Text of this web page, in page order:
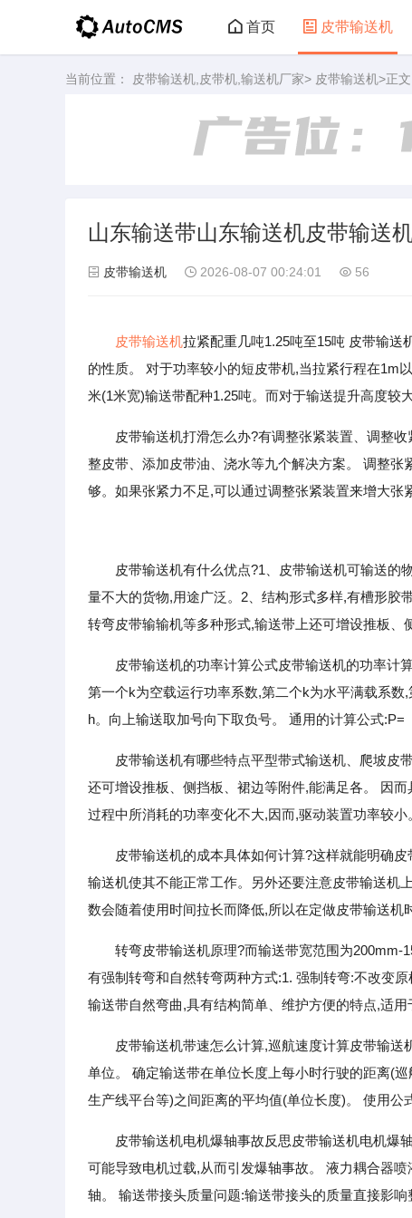
首页 皮带输送机
当前位置： 皮带输送机,皮带机,输送机厂家> 皮带输送机>正文
山东输送带山东输送机皮带输送
皮带输送机 2026-08-07 00:24:01 56
皮带输送机拉紧配重几吨1.25吨至15吨 皮带输送
的性质。 对于功率较小的短皮带机,当拉紧行程在1m
米(1米宽)输送带配种1.25吨。而对于输送提升高度较
皮带输送机打滑怎么办?有调整张紧装置、调整
整皮带、添加皮带油、浇水等九个解决方案。 调整
够。如果张紧力不足,可以通过调整张紧装置来增大张
皮带输送机有什么优点?1、皮带输送机可输送的
量不大的货物,用途广泛。2、结构形式多样,有槽形胶
转弯皮带输输机等多种形式,输送带上还可增设推板、
皮带输送机的功率计算公式皮带输送机的功率计
第一个k为空载运行功率系数,第二个k为水平满载系
h。向上输送取加号向下取负号。 通用的计算公式:P=
皮带输送机有哪些特点平型带式输送机、爬坡皮
还可增设推板、侧挡板、裙边等附件,能满足各。 因
过程中所消耗的功率变化不大,因而,驱动装置功率较小
皮带输送机的成本具体如何计算?这样就能明确
输送机使其不能正常工作。另外还要注意皮带输送机
数会随着使用时间拉长而降低,所以在定做皮带输送机
转弯皮带输送机原理?而输送带宽范围为
有强制转弯和自然转弯两种方式:1. 强制转弯:不改变
输送带自然弯曲,具有结构简单、维护方便的特点,适用
皮带输送机带速怎么计算,巡航速度计算皮带输
单位。 确定输送带在单位长度上每小时行驶的距离(
生产线平台等)之间距离的平均值(单位长度)。 使用公
皮带输送机电机爆轴事故反思皮带输送机电机爆
可能导致电机过载,从而引发爆轴事故。 液力耦合器
轴。 输送带接头质量问题:输送带接头的质量直接影响